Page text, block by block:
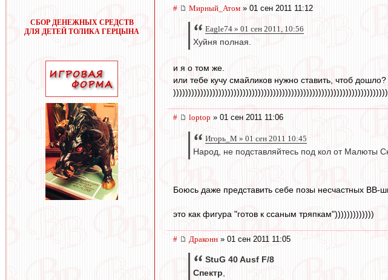
СБОР ДЕНЕЖНЫХ СРЕДСТВ
ДЛЯ ДЕТЕЙ ТОЛИКА ГЕРЦЫНА
# Мирный_Атом » 01 сен 2011 11:12
Eagle74 » 01 сен 2011, 10:56
Хуйня полная.
и я о том же.
или тебе кучу смайликов нужно ставить, чтоб дошло?
# loptop » 01 сен 2011 11:06
Игорь_М » 01 сен 2011 10:45
Народ, не подставляйтесь под кол от Малюты
Боюсь даже представить себе позы несчастных ВВ-
это как фигура "готов к ссаным тряпкам")))))))))))))
# Драконн » 01 сен 2011 11:05
StuG 40 Ausf F/8
Спектр,